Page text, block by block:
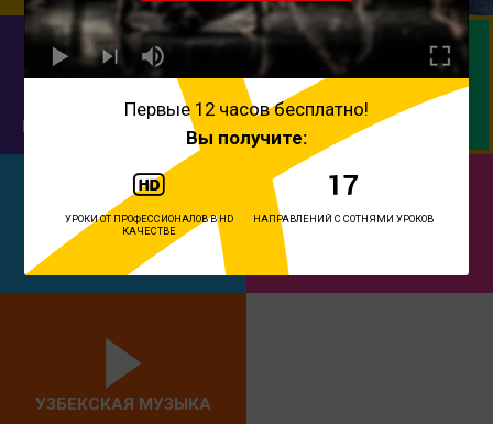
БОЛЛИВУДСКИЙ ТАНЕЦ ФИТНЕС
ЙОГА СОВРЕМЕННЫЙ ТАНЕЦ
УЗБЕКСКАЯ МУЗЫКА
Первые 12 часов бесплатно!
Вы получите:
УРОКИ ОТ ПРОФЕССИОНАЛОВ В HD
КАЧЕСТВЕ
НАПРАВЛЕНИЙ С СОТНЯМИ УРОКОВ